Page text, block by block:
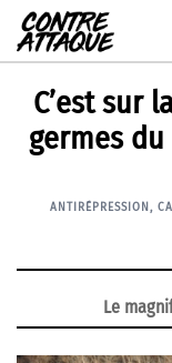
Aller
au
contenu
C’est sur
germes
ANTIRÉPRESSION ,
Le